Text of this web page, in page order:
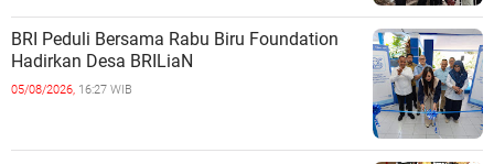
BRI Peduli Bersama Rabu Biru Foundation
Hadirkan Desa BRILiaN
05/08/2026, 16:27 WIB